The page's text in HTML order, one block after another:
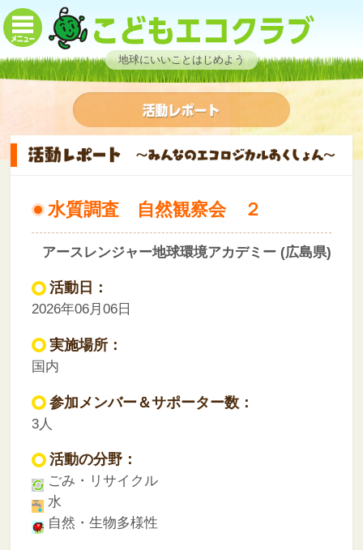
地球にいいことはじめよう
水質調査 自然観察会 ２
アースレンジャー地球環境アカデミー (広島県)
活動日：
2026年06月06日
実施場所：
国内
参加メンバー＆サポーター数：
3人
活動の分野：
ごみ・リサイクル
水
自然・生物多様性